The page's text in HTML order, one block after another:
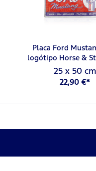
Placa Ford
logótipo Horse &
25 x 50 cm
22,90 €*